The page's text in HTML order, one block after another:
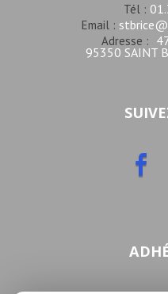
Tél :
Email :
Adresse :
95350 SAINT